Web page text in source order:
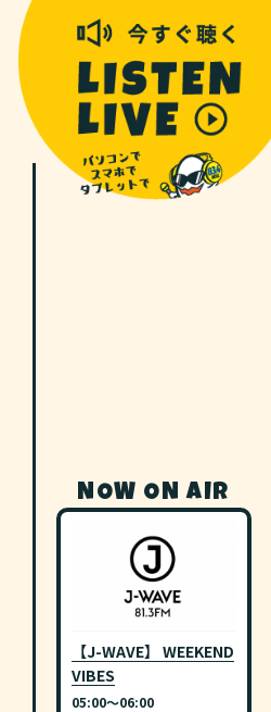
NOW ON AIR
【J-WAVE】 WEEKEND
VIBES
05:00〜06:00